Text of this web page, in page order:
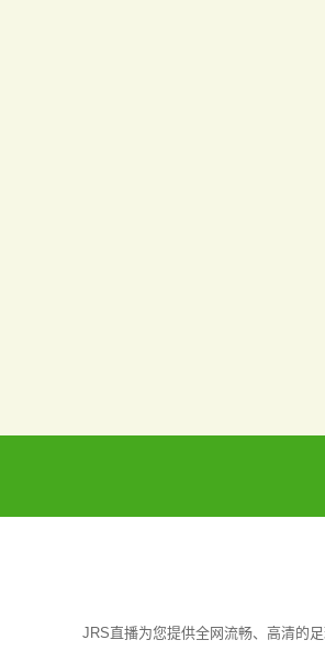
JRS直播为您提供全网流畅、高清的